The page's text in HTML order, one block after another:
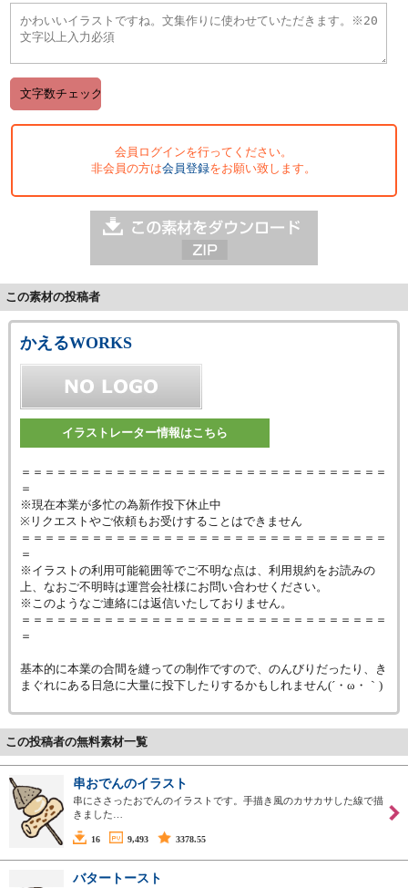
会員ログインを行ってください。
非会員の方は会員登録をお願い致します。
この素材の投稿者
かえるWORKS
イラストレーター情報はこちら
＝＝＝＝＝＝＝＝＝＝＝＝＝＝＝＝＝＝＝＝＝＝＝＝＝＝＝＝＝＝＝
＝
※現在本業が多忙の為新作投下休止中
※リクエストやご依頼もお受けすることはできません
＝＝＝＝＝＝＝＝＝＝＝＝＝＝＝＝＝＝＝＝＝＝＝＝＝＝＝＝＝＝＝
＝
※イラストの利用可能範囲等でご不明な点は、利用規約をお読みの
上、なおご不明時は運営会社様にお問い合わせください。
※このようなご連絡には返信いたしておりません。
＝＝＝＝＝＝＝＝＝＝＝＝＝＝＝＝＝＝＝＝＝＝＝＝＝＝＝＝＝＝＝
＝
基本的に本業の合間を縫っての制作ですので、のんびりだったり、き
まぐれにある日急に大量に投下したりするかもしれません(´・ω・｀)
この投稿者の無料素材一覧
串おでんのイラスト
串にささったおでんのイラストです。手描き風のカサカサした線で描
きました…
16 9,493 3378.55
バタートースト